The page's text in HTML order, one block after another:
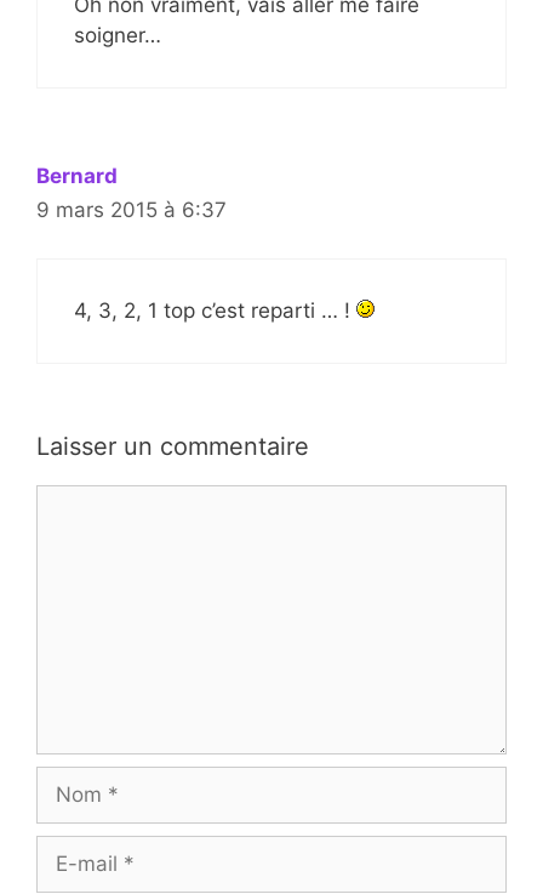
soigner…
Bernard
9 mars 2015 à 6:37
4, 3, 2, 1 top c’est reparti … !
Laisser un commentaire
mail